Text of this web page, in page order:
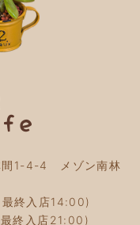
1-4-4 メゾン南林
終入店14:00)
終入店21:00)